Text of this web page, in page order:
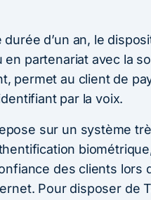
d’un an, le
en partenariat avec la
permet au client de
par la voix.
sur un système
des clients lors
Pour disposer de